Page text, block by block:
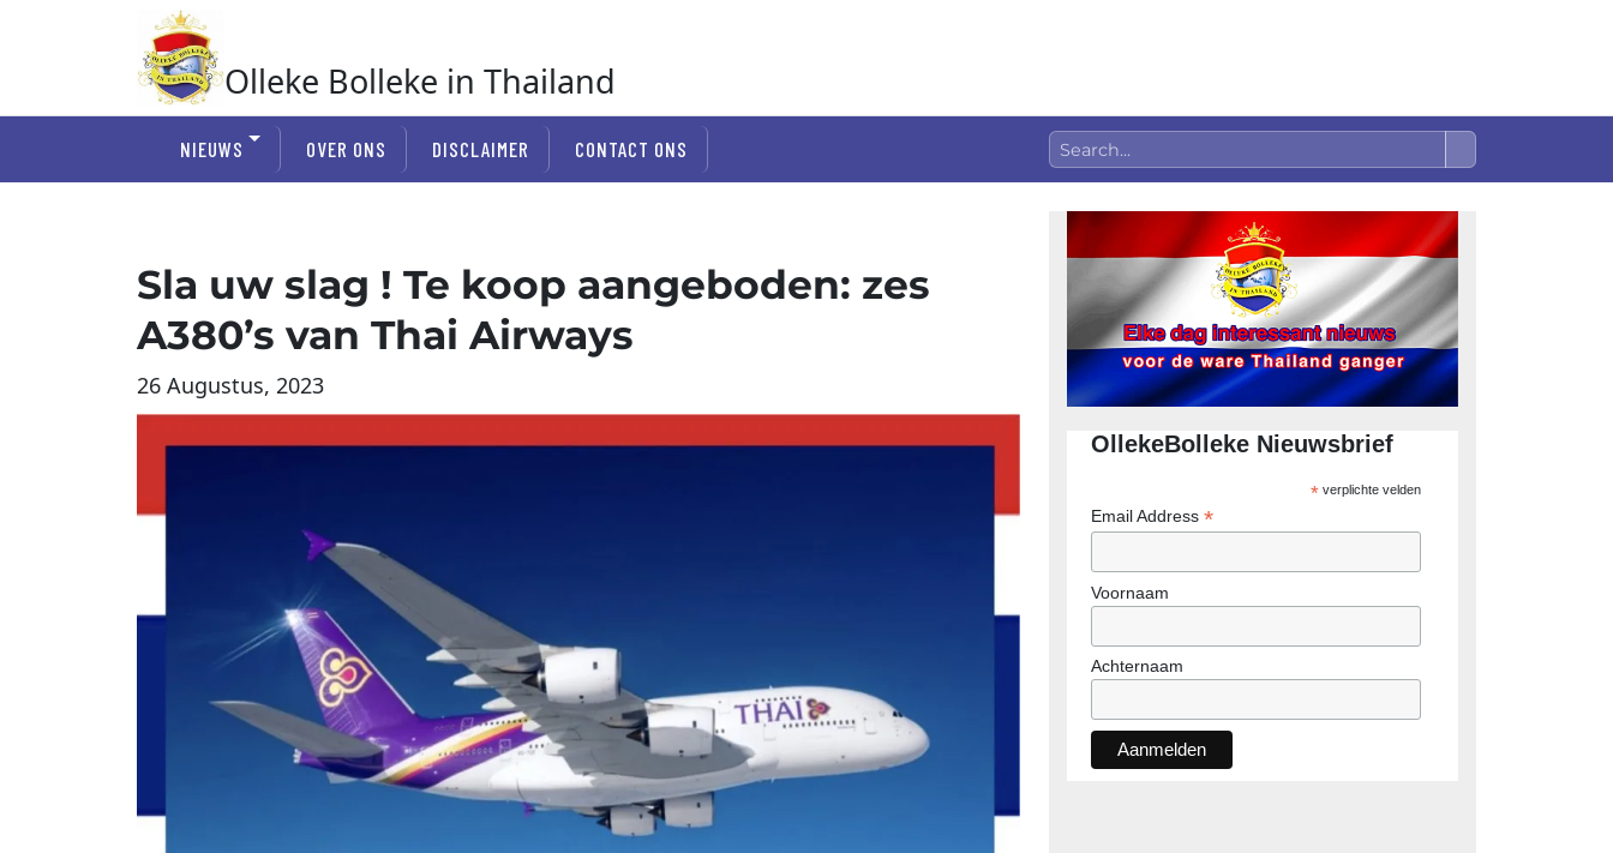
Olleke Bolleke in Thailand
NIEUWS OVER ONS DISCLAIMER CONTACT ONS
Sla uw slag ! Te koop aangeboden: zes
A380’s van Thai Airways
26 Augustus, 2023
OllekeBolleke Nieuwsbrief
*verplichte velden
Email Address *
Voornaam
Achternaam